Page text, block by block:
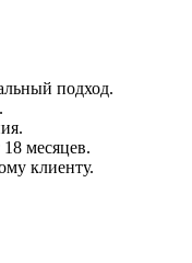
подход.
месяцев.
клиенту.